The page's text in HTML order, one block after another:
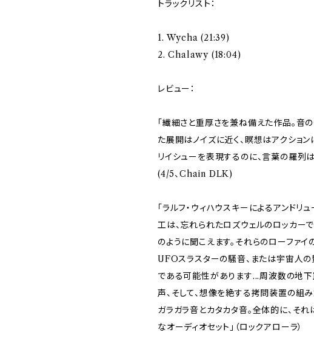
トラックリスト：
1. Wycha (21:39)
2. Chalawy (18:04)
レビュー：
「繊細さと重厚さを兼ね備えた作品。音
た展開はノイズに近く、瞑想はアクショ
リイシューを表現するのに、言葉の羅列
(4/5、Chain DLK)
「ラルフ・ウィハウスキーによるアンドリ
工は、忘れられたロズウェルのロッカー
のように聞こえます。それらのローファイ
UFOスラスターの騒音、または宇宙人
である可能性があります...周波数の地
声、そして、想像を絶する拷問装置の組
ガラガラ音とカタカタ音。全体的に、そ
なオーディオセット」（ロックアローラ）